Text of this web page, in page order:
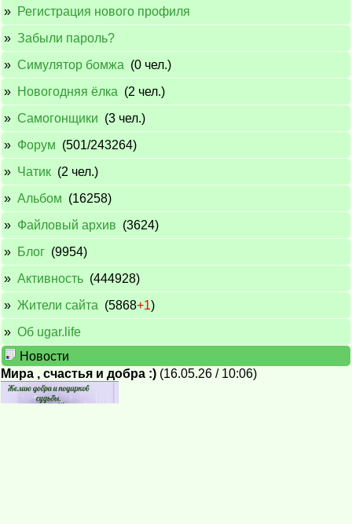
» Регистрация нового профиля
» Забыли пароль?
» Симулятор бомжа (0 чел.)
» Новогодняя ёлка (2 чел.)
» Самогонщики (3 чел.)
» Форум (501/243264)
» Чатик (2 чел.)
» Альбом (16258)
» Файловый архив (3624)
» Блог (9954)
» Активность (444928)
» Жители сайта (5868+1)
» Об ugar.life
Новости
Мира , счастья и добра :) (16.05.26 / 10:06)